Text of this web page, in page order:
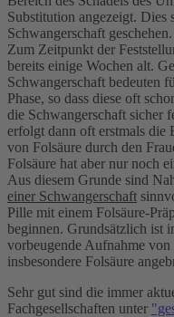
Substitution angezeigt. Dies
Schwangerschaft geschehen.
Zum Zeitpunkt der
bereits einige Wochen alt.
Schwangerschaft bedeuten
Phase, so dass diese oft
die Schwangerschaft sicher
erfolgt dann oft erstmals die
von Folsäure durch den
Folsäure hat aber nur noch
Aus diesem Grunde sind
einer Schwangerschaft
Pille mit einem Folsäure-
beginnen. Grundsätzlich ist
vorbeugende Aufnahme
insbesondere Folsäure
Sehr gut sind die immer
Fachgesellschaften unter